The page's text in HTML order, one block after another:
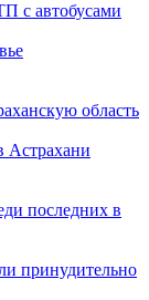
с автобусами
область
Астрахани
последних в
принудительно